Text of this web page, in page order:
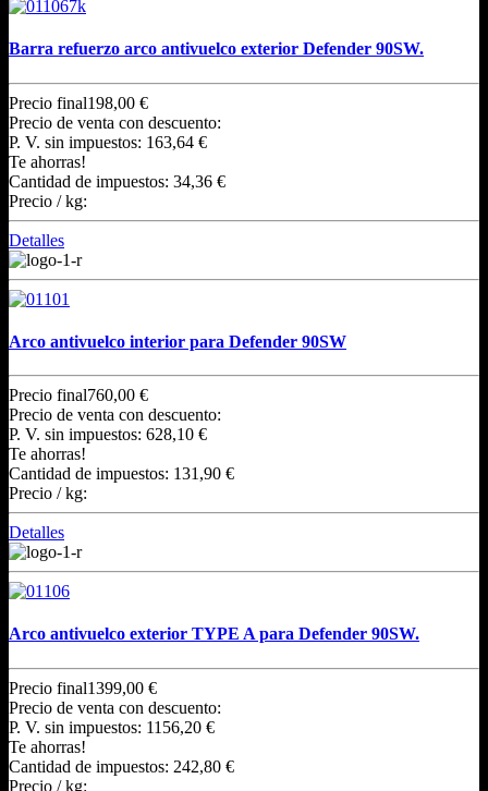
Barra refuerzo arco antivuelco exterior Defender 90SW.
Precio final198,00 €
Precio de venta con descuento:
P. V. sin impuestos: 163,64 €
Te ahorras!
Cantidad de impuestos: 34,36 €
Precio / kg:
Detalles
Arco antivuelco interior para Defender 90SW
Precio final760,00 €
Precio de venta con descuento:
P. V. sin impuestos: 628,10 €
Te ahorras!
Cantidad de impuestos: 131,90 €
Precio / kg:
Detalles
Arco antivuelco exterior TYPE A para Defender 90SW.
Precio final1399,00 €
Precio de venta con descuento:
P. V. sin impuestos: 1156,20 €
Te ahorras!
Cantidad de impuestos: 242,80 €
Precio / kg: